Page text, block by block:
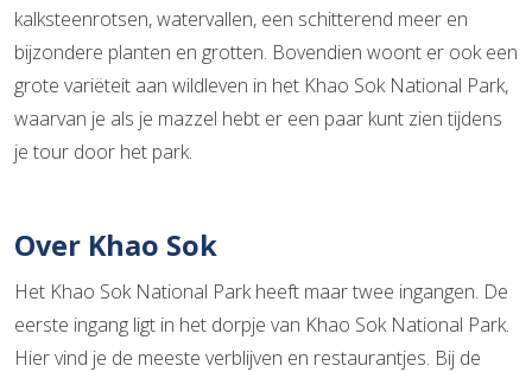
kalksteenrotsen, watervallen, een schitterend meer en
bijzondere planten en grotten. Bovendien woont er ook een
grote variëteit aan wildleven in het Khao Sok National Park,
waarvan je als je mazzel hebt er een paar kunt zien tijdens
je tour door het park.
Over Khao Sok
Het Khao Sok National Park heeft maar twee ingangen. De
eerste ingang ligt in het dorpje van Khao Sok National Park.
Hier vind je de meeste verblijven en restaurantjes. Bij de